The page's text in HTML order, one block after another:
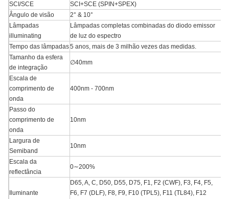
SCI/SCE
SCI+SCE (SPIN+SPEX)
Ângulo de visão
2° & 10°
Lâmpadas
illuminating
Lâmpadas completas combinadas do diodo emissor
de luz do espectro
Tempo das lâmpadas5 anos, mais de 3 milhão vezes das medidas.
Tamanho da esfera
de integração
∅40mm
Escala de
comprimento de
onda
400nm - 700nm
Passo do
comprimento de
onda
10nm
Largura de
Semiband
10nm
Escala da
reflectância
0∼200%
Iluminante
D65, A, C, D50, D55, D75, F1, F2 (CWF), F3, F4, F5,
F6, F7 (DLF), F8, F9, F10 (TPL5), F11 (TL84), F12